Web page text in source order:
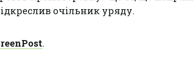
очільник уряду.
.